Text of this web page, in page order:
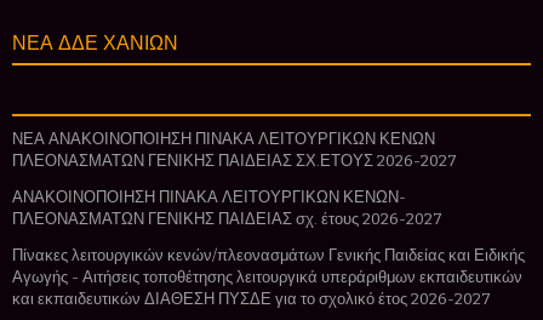
ΝΕΑ ΔΔΕ ΧΑΝΙΩΝ
ΝΕΑ ΑΝΑΚΟΙΝΟΠΟΙΗΣΗ ΠΙΝΑΚΑ ΛΕΙΤΟΥΡΓΙΚΩΝ ΚΕΝΩΝ
ΠΛΕΟΝΑΣΜΑΤΩΝ ΓΕΝΙΚΗΣ ΠΑΙΔΕΙΑΣ ΣΧ.ΕΤΟΥΣ 2026-2027
ΑΝΑΚΟΙΝΟΠΟΙΗΣΗ ΠΙΝΑΚΑ ΛΕΙΤΟΥΡΓΙΚΩΝ ΚΕΝΩΝ-
ΠΛΕΟΝΑΣΜΑΤΩΝ ΓΕΝΙΚΗΣ ΠΑΙΔΕΙΑΣ σχ. έτους 2026-2027
Πίνακες λειτουργικών κενών/πλεονασμάτων Γενικής Παιδείας και Ειδικής
Αγωγής - Αιτήσεις τοποθέτησης λειτουργικά υπεράριθμων εκπαιδευτικών
και εκπαιδευτικών ΔΙΑΘΕΣΗ ΠΥΣΔΕ για το σχολικό έτος 2026-2027